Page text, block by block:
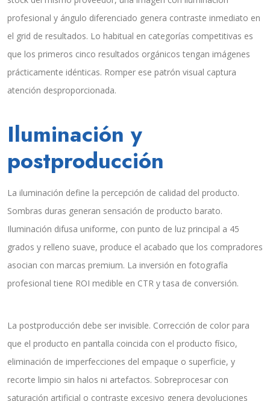
profesional y ángulo diferenciado genera contraste inmediato en
el grid de resultados. Lo habitual en categorías competitivas es
que los primeros cinco resultados orgánicos tengan imágenes
prácticamente idénticas. Romper ese patrón visual captura
atención desproporcionada.
Iluminación y
postproducción
La iluminación define la percepción de calidad del producto.
Sombras duras generan sensación de producto barato.
Iluminación difusa uniforme, con punto de luz principal a 45
grados y relleno suave, produce el acabado que los compradores
asocian con marcas premium. La inversión en fotografía
profesional tiene ROI medible en CTR y tasa de conversión.
La postproducción debe ser invisible. Corrección de color para
que el producto en pantalla coincida con el producto físico,
eliminación de imperfecciones del empaque o superficie, y
recorte limpio sin halos ni artefactos. Sobreprocesar con
saturación artificial o contraste excesivo genera devoluciones